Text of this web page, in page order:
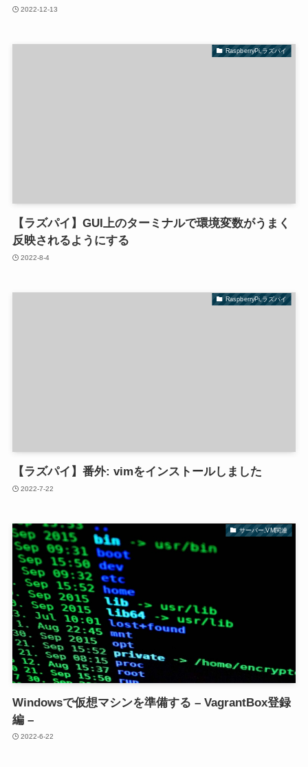
2022-12-13
RaspberryPi,ラズパイ
【ラズパイ】GUI上のターミナルで環境変数がうまく
反映されるようにする
2022-8-4
RaspberryPi,ラズパイ
【ラズパイ】番外: vimをインストールしました
2022-7-22
サーバー,VM関連
Windowsで仮想マシンを準備する – VagrantBox登録
編 –
2022-6-22